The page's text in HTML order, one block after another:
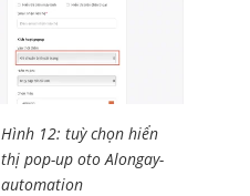
Hình 12: tuỳ chọn hiển
thị pop-up oto Alongay-
automation